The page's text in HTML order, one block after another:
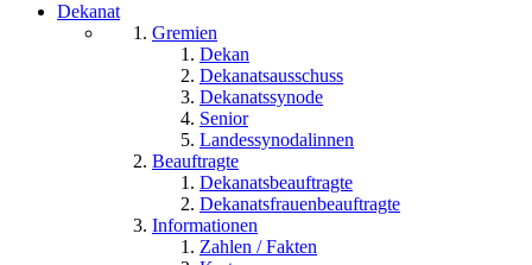
Dekanat
Gremien
Dekan
Dekanatsausschuss
Dekanatssynode
Senior
Landessynodalinnen
Beauftragte
Dekanatsbeauftragte
Dekanatsfrauenbeauftragte
Informationen
Zahlen / Fakten